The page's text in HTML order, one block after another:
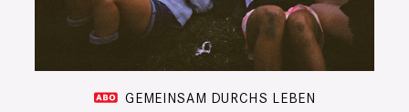
GEMEINSAM DURCHS LEBEN